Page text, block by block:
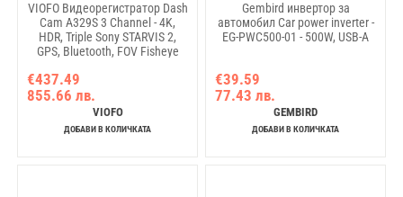
VIOFO Видеорегистратор Dash
Cam A329S 3 Channel - 4K,
HDR, Triple Sony STARVIS 2,
GPS, Bluetooth, FOV Fisheye
€437.49
855.66 лв.
VIOFO
ДОБАВИ В КОЛИЧКАТА
Gembird инвертор за
автомобил Car power inverter -
EG-PWC500-01 - 500W, USB-A
€39.59
77.43 лв.
GEMBIRD
ДОБАВИ В КОЛИЧКАТА